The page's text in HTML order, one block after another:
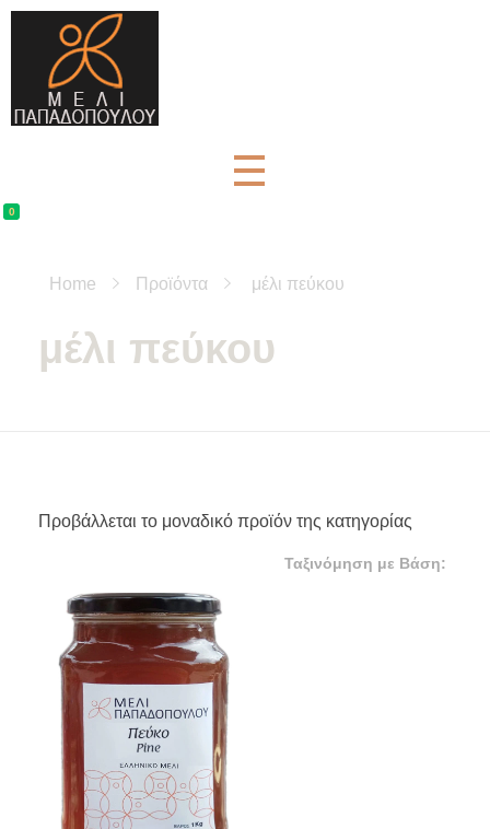
0
Home Προϊόντα μέλι πεύκου
μέλι πεύκου
Προβάλλεται το μοναδικό προϊόν της κατηγορίας